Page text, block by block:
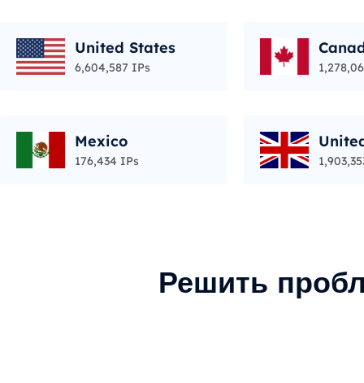
United States
6,604,587 IPs
Mexico
176,434 IPs
Решить